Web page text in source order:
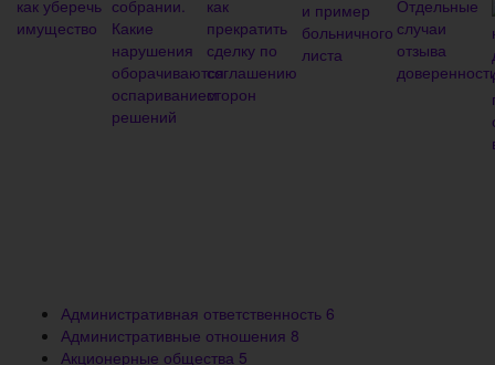
Административная ответственность 6
Административные отношения 8
Акционерные общества 5